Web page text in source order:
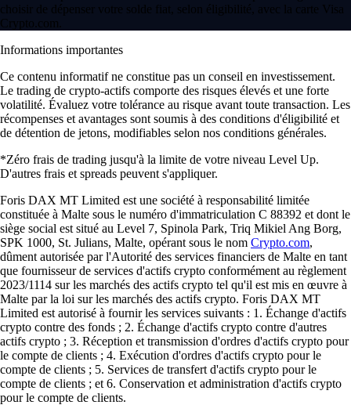
choisir de dépenser votre solde fiat, selon éligibilité, avec la carte Visa
Crypto.com.
Informations importantes
Ce contenu informatif ne constitue pas un conseil en investissement.
Le trading de crypto-actifs comporte des risques élevés et une forte
volatilité. Évaluez votre tolérance au risque avant toute transaction. Les
récompenses et avantages sont soumis à des conditions d'éligibilité et
de détention de jetons, modifiables selon nos conditions générales.
*Zéro frais de trading jusqu'à la limite de votre niveau Level Up.
D'autres frais et spreads peuvent s'appliquer.
Foris DAX MT Limited est une société à responsabilité limitée
constituée à Malte sous le numéro d'immatriculation C 88392 et dont le
siège social est situé au Level 7, Spinola Park, Triq Mikiel Ang Borg,
SPK 1000, St. Julians, Malte, opérant sous le nom Crypto.com,
dûment autorisée par l'Autorité des services financiers de Malte en tant
que fournisseur de services d'actifs crypto conformément au règlement
2023/1114 sur les marchés des actifs crypto tel qu'il est mis en œuvre à
Malte par la loi sur les marchés des actifs crypto. Foris DAX MT
Limited est autorisé à fournir les services suivants : 1. Échange d'actifs
crypto contre des fonds ; 2. Échange d'actifs crypto contre d'autres
actifs crypto ; 3. Réception et transmission d'ordres d'actifs crypto pour
le compte de clients ; 4. Exécution d'ordres d'actifs crypto pour le
compte de clients ; 5. Services de transfert d'actifs crypto pour le
compte de clients ; et 6. Conservation et administration d'actifs crypto
pour le compte de clients.